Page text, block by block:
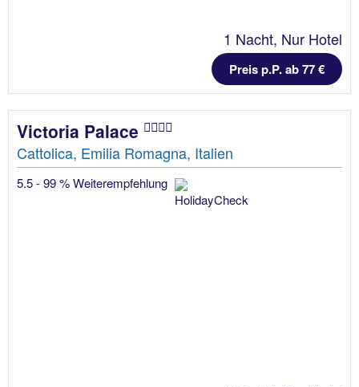
1 Nacht, Nur Hotel
Preis p.P. ab 77 €
Victoria Palace
Cattolica, Emilia Romagna, Italien
5.5 - 99 % Weiterempfehlung